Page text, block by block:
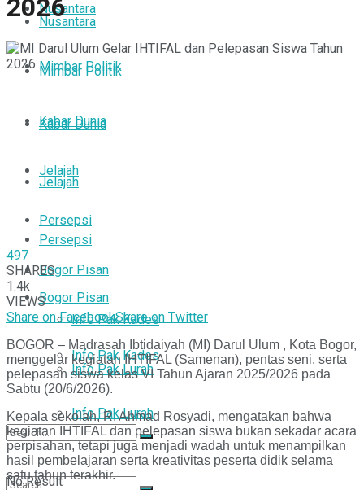
Nusantara
Mimbar Politik
Kabar Dunia
Jelajah
Persepsi
Bogor Pisan
Info Pak Kades
Info Pak Lurah
Nusantara
Mimbar Politik
Kabar Dunia
Jelajah
Persepsi
Bogor Pisan
Info Pak Kades
Info Pak Lurah
No Result
2026
497
SHARES
1.4k
VIEWS
Share on FacebookShare on Twitter
BOGOR – Madrasah Ibtidaiyah (MI) Darul Ulum , Kota Bogor,
menggelar kegiatan IHTIFAL (Samenan), pentas seni, serta
pelepasan siswa kelas VI Tahun Ajaran 2025/2026 pada
Sabtu (20/6/2026).
Kepala sekolah, R. Ahmad Rosyadi, mengatakan bahwa
kegiatan IHTIFAL dan pelepasan siswa bukan sekadar acara
perpisahan, tetapi juga menjadi wadah untuk menampilkan
hasil pembelajaran serta kreativitas peserta didik selama
satu tahun terakhir.